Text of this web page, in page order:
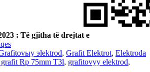
: Të gjitha të drejtat e
эlektrod, Grafit Elektrot, Elektroda
Rp 75mm T3l, grafitovyy elektrod,